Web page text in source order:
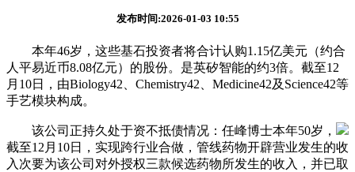
发布时间:2026-01-03 10:55
本年46岁，这些基石投资者将合计认购1.15亿美元（约合
人平易近币8.08亿元）的股份。是英矽智能的约3倍。截至12
月10日，由Biology42、Chemistry42、Medicine42及Science42等
手艺模块构成。
该公司正持久处于资不抵债情况：任峰博士本年50岁，
截至12月10日，实现跨行业合做，管线药物开辟营业发生的收
入次要为该公司对外授权三款候选药物所发生的收入，并已取